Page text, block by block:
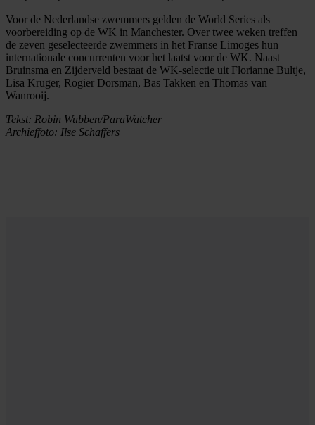
Voor de Nederlandse zwemmers gelden de World Series als
voorbereiding op de WK in Manchester. Over twee weken treffen
de zeven geselecteerde zwemmers in het Franse Limoges hun
internationale concurrenten voor het laatst voor de WK. Naast
Bruinsma en Zijderveld bestaat de WK-selectie uit Florianne Bultje,
Lisa Kruger, Rogier Dorsman, Bas Takken en Thomas van
Wanrooij.
Tekst: Robin Wubben/ParaWatcher
Archieffoto: Ilse Schaffers